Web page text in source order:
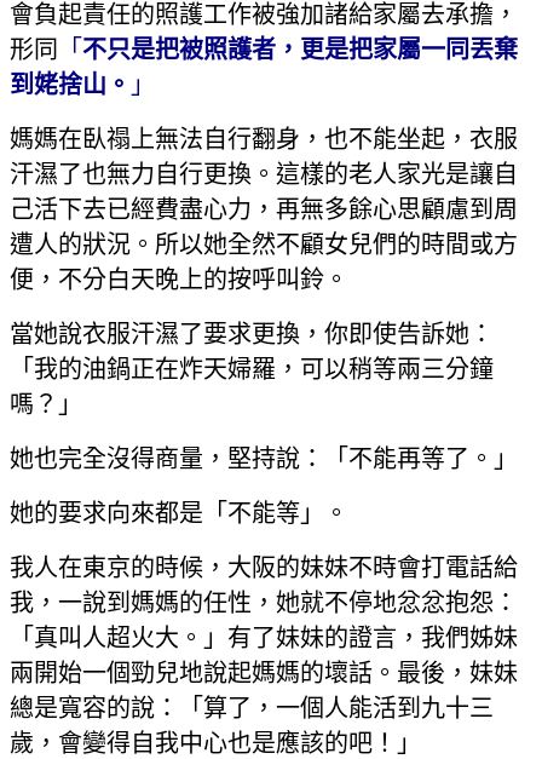
會負起責任的照護工作被強加諸給家屬去承擔，
形同
「 不只是把被照護者，更是把家屬一同丟棄
到姥捨山。 」
媽媽在臥禢上無法自行翻身，也不能坐起，衣服
汗濕了也無力自行更換。這樣的老人家光是讓自
己活下去已經費盡心力，再無多餘心思顧慮到周
遭人的狀況。所以她全然不顧女兒們的時間或方
便，不分白天晚上的按呼叫鈴。
當她說衣服汗濕了要求更換，你即使告訴她：
「我的油鍋正在炸天婦羅，可以稍等兩三分鐘
嗎？」
她也完全沒得商量，堅持說：「不能再等了。」
她的要求向來都是「不能等」。
我人在東京的時候，大阪的妹妹不時會打電話給
我，一說到媽媽的任性，她就不停地忿忿抱怨：
「真叫人超火大。」有了妹妹的證言，我們姊妹
兩開始一個勁兒地說起媽媽的壞話。最後，妹妹
總是寬容的說：「算了，一個人能活到九十三
歲，會變得自我中心也是應該的吧！」